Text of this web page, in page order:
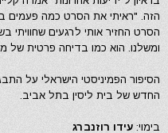
הזה. "ראיתי את הסרט כמה פעמים
הסרט החזיר אותי לרגעים שחוויתי
ומשלנו. הוא כמו בדיחה פרטית של
הסיפור הפמיניסטי הישראלי על
החדש של בית ליסין בתל אביב.
בימוי: עידו רוזנברג